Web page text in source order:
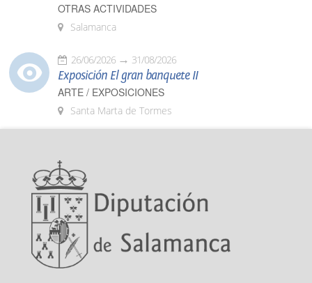
OTRAS ACTIVIDADES
Salamanca
26/06/2026 31/08/2026
Exposición El gran banquete II
ARTE / EXPOSICIONES
Santa Marta de Tormes